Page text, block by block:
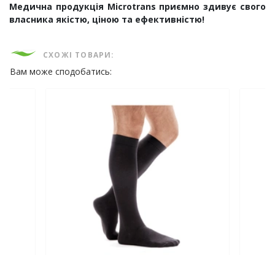
Медична продукція Microtrans приємно здивує свого
власника якістю, ціною та ефективністю!
СХОЖІ ТОВАРИ:
Вам може сподобатись: